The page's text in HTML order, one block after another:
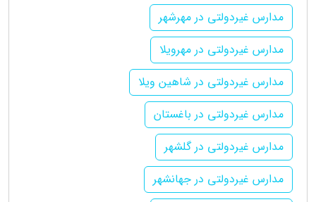
مدارس غیردولتی در مهرشهر
مدارس غیردولتی در مهرویلا
مدارس غیردولتی در شاهین ویلا
مدارس غیردولتی در باغستان
مدارس غیردولتی در گلشهر
مدارس غیردولتی در جهانشهر